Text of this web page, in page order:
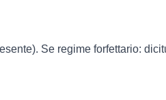
Se regime forfettario: